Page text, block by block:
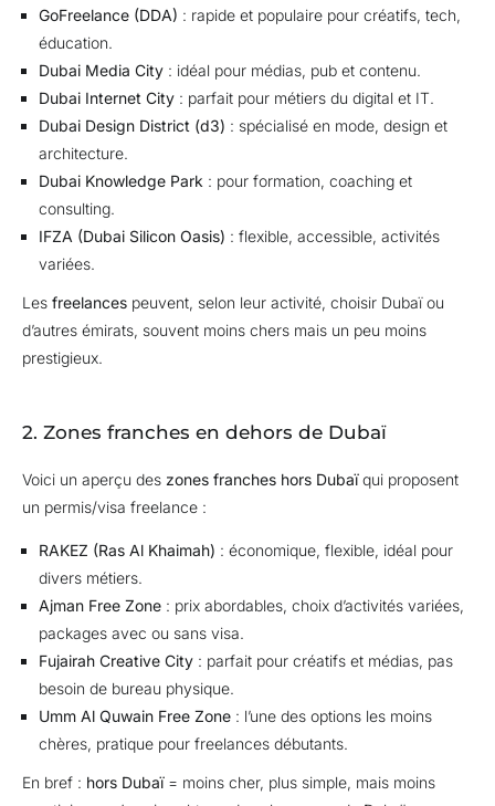
GoFreelance (DDA) : rapide et populaire pour créatifs, tech,
éducation.
Dubai Media City : idéal pour médias, pub et contenu.
Dubai Internet City : parfait pour métiers du digital et IT.
Dubai Design District (d3) : spécialisé en mode, design et
architecture.
Dubai Knowledge Park : pour formation, coaching et
consulting.
IFZA (Dubai Silicon Oasis) : flexible, accessible, activités
variées.
Les freelances peuvent, selon leur activité, choisir Dubaï ou
d’autres émirats, souvent moins chers mais un peu moins
prestigieux.
2. Zones franches en dehors de Dubaï
Voici un aperçu des zones franches hors Dubaïqui proposent
un permis/visa freelance :
RAKEZ (Ras Al Khaimah) : économique, flexible, idéal pour
divers métiers.
Ajman Free Zone : prix abordables, choix d’activités variées,
packages avec ou sans visa.
Fujairah Creative City : parfait pour créatifs et médias, pas
besoin de bureau physique.
Umm Al Quwain Free Zone : l’une des options les moins
chères, pratique pour freelances débutants.
En bref : hors Dubaï= moins cher, plus simple, mais moins